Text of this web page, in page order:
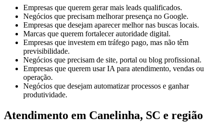
Empresas que querem gerar mais leads qualificados.
Negócios que precisam melhorar presença no Google.
Empresas que desejam aparecer melhor nas buscas locais.
Marcas que querem fortalecer autoridade digital.
Empresas que investem em tráfego pago, mas não têm
previsibilidade.
Negócios que precisam de site, portal ou blog profissional.
Empresas que querem usar IA para atendimento, vendas ou
operação.
Negócios que desejam automatizar processos e ganhar
produtividade.
Atendimento em Canelinha, SC e região